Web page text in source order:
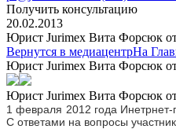
Получить консультацию
20.02.2013
Юрист Jurimex Вита Форсюк
Вернутся в медиацентрНа
Юрист Jurimex Вита Форсюк
Юрист Jurimex Вита Форсюк
1 февраля 2012 года
С ответами на вопросы